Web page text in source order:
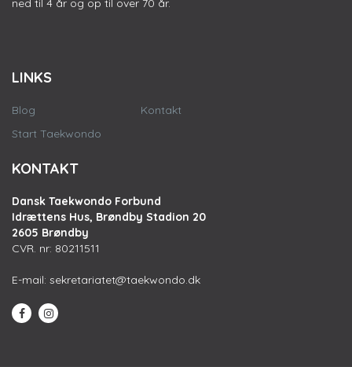
ned til 4 år og op til over 70 år.
LINKS
Blog
Start Taekwondo
Kontakt
KONTAKT
Dansk Taekwondo Forbund
Idrættens Hus, Brøndby Stadion 20
2605 Brøndby
CVR. nr: 80211511
E-mail: sekretariatet@taekwondo.dk